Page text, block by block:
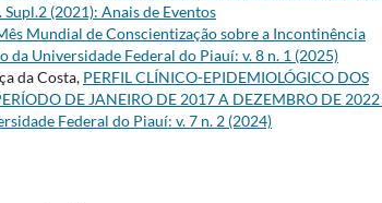
(2021): Anais de Eventos
Mundial de Conscientização sobre a Incontinência
Universidade Federal do Piauí: v. 8 n. 1 (2025)
da Costa, PERFIL CLÍNICO-EPIDEMIOLÓGICO DOS
DE JANEIRO DE 2017 A DEZEMBRO DE 2022
Federal do Piauí: v. 7 n. 2 (2024)